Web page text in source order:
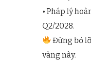
• Pháp lý
Q2/2028.
Đừng bỏ
vàng này.